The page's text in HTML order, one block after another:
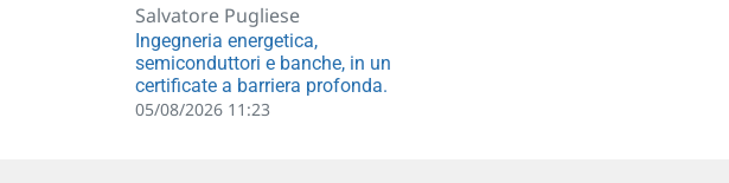
Salvatore Pugliese
Ingegneria energetica,
semiconduttori e banche, in un
certificate a barriera profonda.
05/08/2026 11:23